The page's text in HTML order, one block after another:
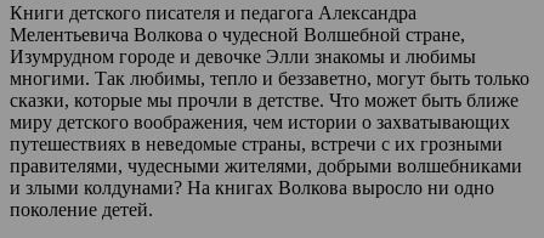
Книги детского писателя и педагога Александра
Мелентьевича Волкова о чудесной Волшебной стране,
Изумрудном городе и девочке Элли знакомы и любимы
многими. Так любимы, тепло и беззаветно, могут быть только
сказки, которые мы прочли в детстве. Что может быть ближе
миру детского воображения, чем истории о захватывающих
путешествиях в неведомые страны, встречи с их грозными
правителями, чудесными жителями, добрыми волшебниками
и злыми колдунами? На книгах Волкова выросло ни одно
поколение детей.